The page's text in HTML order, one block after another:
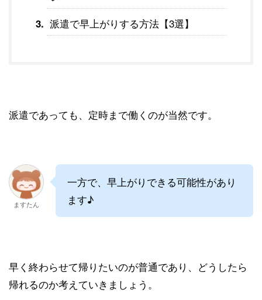
派遣で早上がりする方法【3選】
派遣であっても、定時まで働くのが当然です。
ますたん
一方で、早上がりできる可能性があり
ます♪
早く終わらせて帰りたいのが普通であり、どうしたら
帰れるのか考えていきましょう。